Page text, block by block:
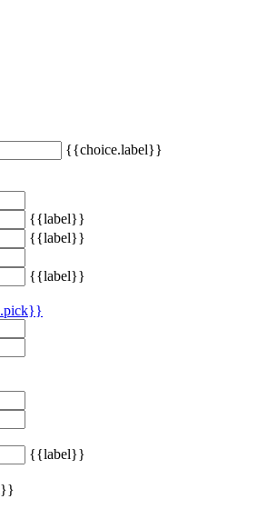
{{choice.label}}
{{label}}
{{label}}
{{label}}
{{label}}